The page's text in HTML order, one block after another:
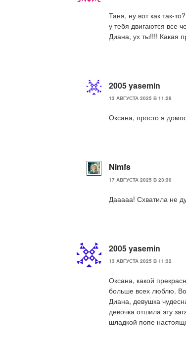
Таня, ну вот как так-
у тебя двигаются все
Диана, ух ты!!!! Какая
2005 yasemin
13 АВГУСТА 2025 В 11:28
Оксана, просто я
Nimfs
17 АВГУСТА 2025 В 23:30
Дааааа! Схватила не
2005 yasemin
13 АВГУСТА 2025 В 11:32
Оксана, какой
больше всех люблю.
Диана, девушка
девочка отшила эту
шладкой попе